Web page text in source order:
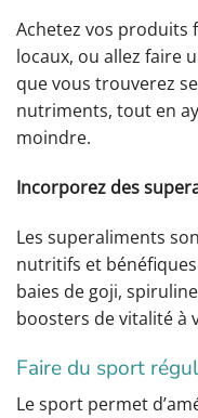
Achetez vos produits
locaux, ou allez faire
que vous trouverez
nutriments, tout en
moindre.
Incorporez des
Les superaliments
nutritifs et
baies de goji,
boosters de vitalité à
Faire du sport
Le sport permet